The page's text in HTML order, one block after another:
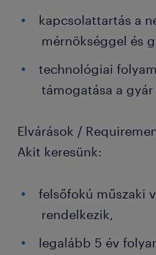
kapcsolattartás a
mérnökséggel és
technológiai
támogatása a
Elvárások /
Akit keresünk:
felsőfokú műszaki
rendelkezik,
legalább 5 év